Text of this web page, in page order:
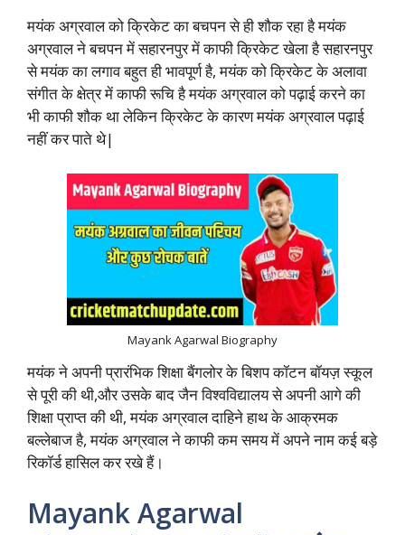
मयंक अग्रवाल को क्रिकेट का बचपन से ही शौक रहा है मयंक
अग्रवाल ने बचपन में सहारनपुर में काफी क्रिकेट खेला है सहारनपुर
से मयंक का लगाव बहुत ही भावपूर्ण है, मयंक को क्रिकेट के अलावा
संगीत के क्षेत्र में काफी रूचि है मयंक अग्रवाल को पढ़ाई करने का
भी काफी शौक था लेकिन क्रिकेट के कारण मयंक अग्रवाल पढ़ाई
नहीं कर पाते थे|
Mayank Agarwal Biography
मयंक ने अपनी प्रारंभिक शिक्षा बैंगलोर के बिशप कॉटन बॉयज़ स्कूल
से पूरी की थी,और उसके बाद जैन विश्वविद्यालय से अपनी आगे की
शिक्षा प्राप्त की थी, मयंक अग्रवाल दाहिने हाथ के आक्रमक
बल्लेबाज है, मयंक अग्रवाल ने काफी कम समय में अपने नाम कई बड़े
रिकॉर्ड हासिल कर रखे हैं।
Mayank Agarwal